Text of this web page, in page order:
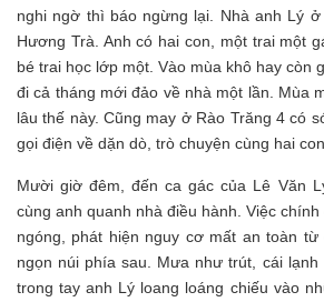
nghi ngờ thì báo ngừng lại. Nhà anh Lý
Hương Trà. Anh có hai con, một trai một
bé trai học lớp một. Vào mùa khô hay còn
đi cả tháng mới đảo về nhà một lần. Mùa
lâu thế này. Cũng may ở Rào Trăng 4 có
gọi điện về dặn dò, trò chuyện cùng hai
Mười giờ đêm, đến ca gác của Lê Văn
cùng anh quanh nhà điều hành. Việc
ngóng, phát hiện nguy cơ mất an toàn
ngọn núi phía sau. Mưa như trút, cái lạnh
trong tay anh Lý loang loáng chiếu vào